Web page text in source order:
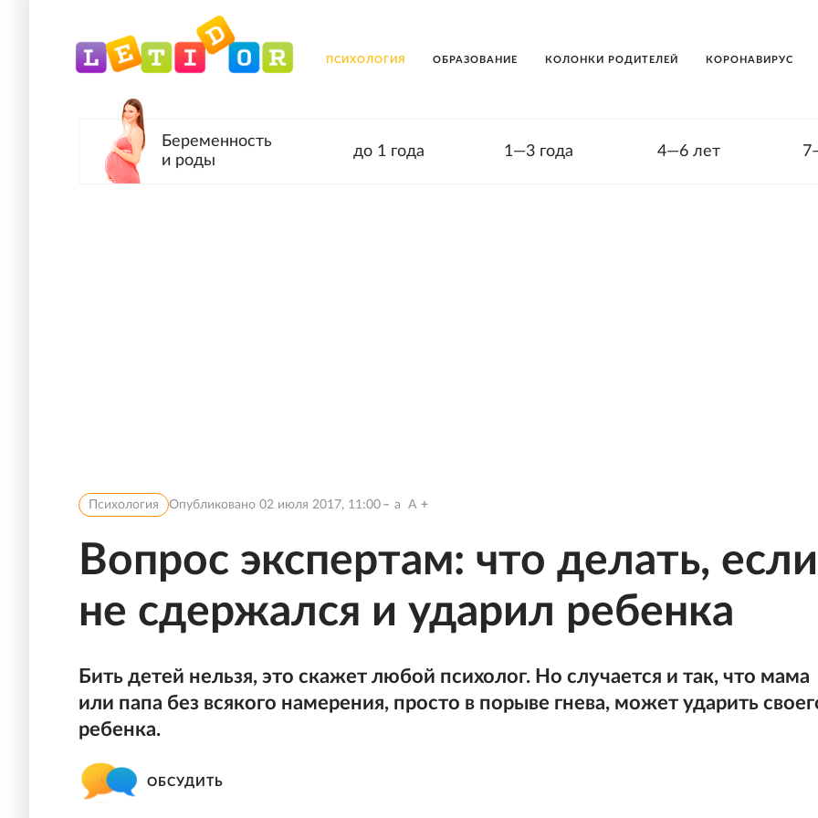
ПСИХОЛОГИЯ ОБРАЗОВАНИЕ КОЛОНКИ РОДИТЕЛЕЙ КОРОНАВИРУС
Беременность
и роды
до 1 года 1—3 года 4—6 лет
Психология Опубликовано 02 июля 2017, 11:00 a A
Вопрос экспертам: что делать, если
не сдержался и ударил ребенка
Бить детей нельзя, это скажет любой психолог. Но случается и так, что мама
или папа без всякого намерения, просто в порыве гнева, может ударить
ребенка.
ОБСУДИТЬ